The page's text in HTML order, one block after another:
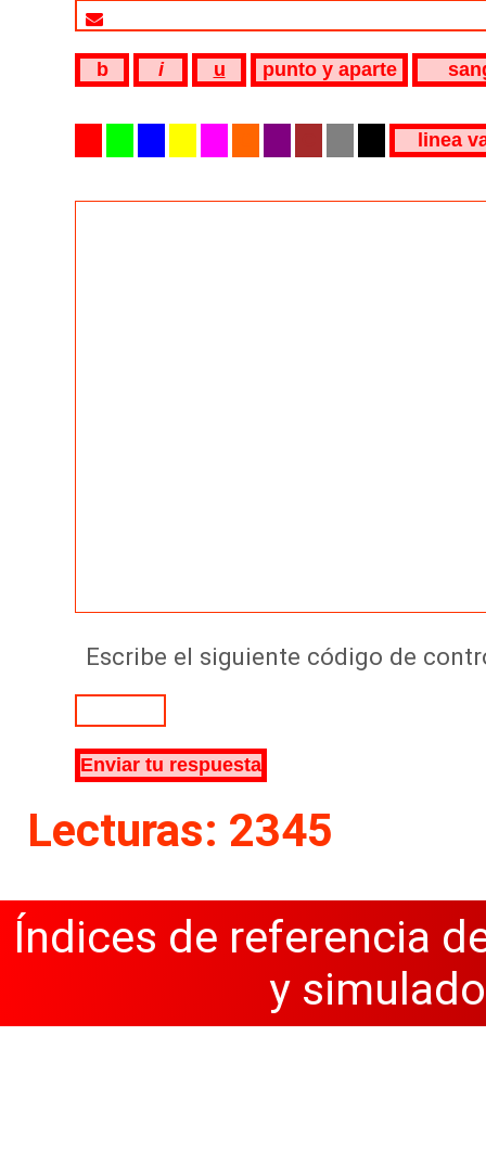
Escribe el siguiente código de
Lecturas: 2345
Índices de referencia
y